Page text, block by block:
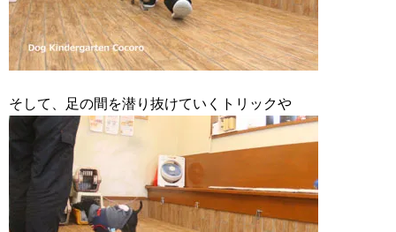
そして、足の間を潜り抜けていくトリックや